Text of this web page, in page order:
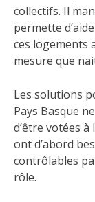
collectifs. Il
permette
ces logements
mesure que
Les solutions
Pays Basque
d’être votées à
ont d’abord
contrôlables
rôle.